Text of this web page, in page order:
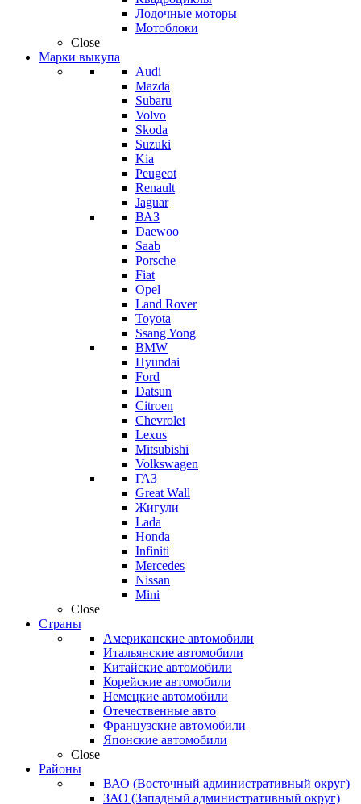
Лодочные моторы
Мотоблоки
Close
Марки выкупа
Audi
Mazda
Subaru
Volvo
Skoda
Suzuki
Kia
Peugeot
Renault
Jaguar
ВАЗ
Daewoo
Saab
Porsche
Fiat
Opel
Land Rover
Toyota
Ssang Yong
BMW
Hyundai
Ford
Datsun
Citroen
Chevrolet
Lexus
Mitsubishi
Volkswagen
ГАЗ
Great Wall
Жигули
Lada
Honda
Infiniti
Mercedes
Nissan
Mini
Close
Страны
Американские автомобили
Итальянские автомобили
Китайские автомобили
Корейские автомобили
Немецкие автомобили
Отечественные авто
Французские автомобили
Японские автомобили
Close
Районы
ВАО (Восточный административный округ)
ЗАО (Западный административный округ)